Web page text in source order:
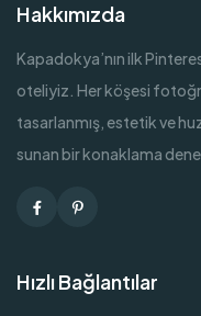
Hakkımızda
Kapadokya’nın ilk
oteliyiz. Her köşesi
tasarlanmış, estetik ve
sunan bir konaklama
Facebook
Hızlı Bağlantılar